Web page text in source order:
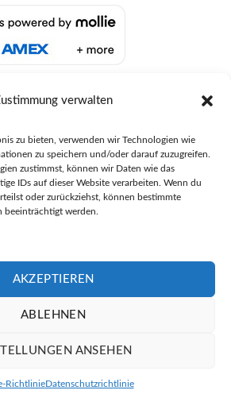
verwalten
zu bieten, verwenden wir Technologien wie
zu speichern und/oder darauf zuzugreifen.
zustimmst, können wir Daten wie das
IDs auf dieser Website verarbeiten. Wenn du
oder zurückziehst, können bestimmte
werden.
AKZEPTIEREN
ABLEHNEN
ANSEHEN
RichtlinieDatenschutzrichtlinie
UND UPS
2026 ©FotoDecken.at